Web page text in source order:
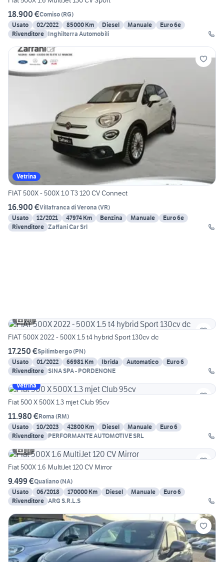
18.900 €Comiso(RG)
Usato
02/2022 85000 Km Diesel Manuale
Euro 6e
Rivenditore Inghilterra Automobili
Vetrina
FIAT 500X - 500X 1.0 T3 120 CV Connect
16.900 €Villafranca di Verona (VR)
Usato
12/2021 47974 Km Benzina Manuale
Euro 6e
Rivenditore Zaffani Car Srl
20
FIAT 500X 2022 - 500X 1.5 t4 hybrid Sport 130cv dc
17.250 €Spilimbergo(PN)
Usato
01/2022 66981 Km Ibrida Automatico
Euro 6
Rivenditore SINA SPA - PORDENONE
Vetrina
Fiat 500 X 500X 1.3 mjet Club 95cv
11.980 €Roma (RM)
Usato
10/2023 42800 Km Diesel Manuale
Euro 6
Rivenditore PERFORMANTE AUTOMOTIVE SRL
17
Fiat 500X 1.6 MultiJet 120 CV Mirror
9.499 €Qualiano(NA)
Usato
06/2018 170000 Km Diesel Manuale
Euro 6
Rivenditore ARG S.R.L.S